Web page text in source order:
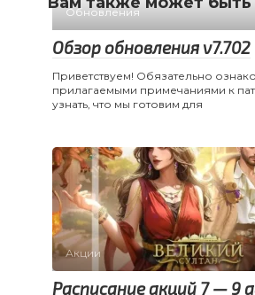
Обновления
Обзор обновления v7.702
Приветствуем! Обязательно
прилагаемыми примечаниями к
узнать, что мы готовим для
Акции
Расписание акций 7 — 9